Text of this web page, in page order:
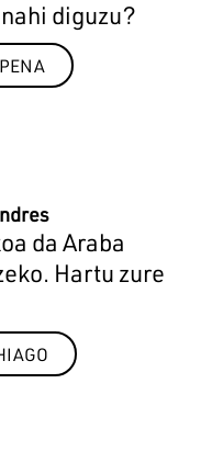
diguzu?
da Araba
Hartu zure